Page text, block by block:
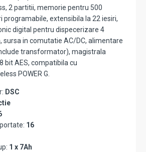
2 partitii, memorie pentru 500
programabile, extensibila la 22 iesiri,
digital pentru dispecerizare 4
sursa in comutatie AC/DC, alimentare
transformator), magistrala
bit AES, compatibila cu
POWER G.
DSC
16
1 x 7Ah